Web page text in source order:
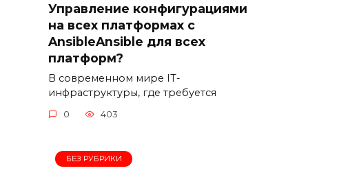
Управление конфигурациями
на всех платформах с
AnsibleAnsible для всех
платформ?
В современном мире IT-
инфраструктуры, где требуется
0 403
БЕЗ РУБРИКИ